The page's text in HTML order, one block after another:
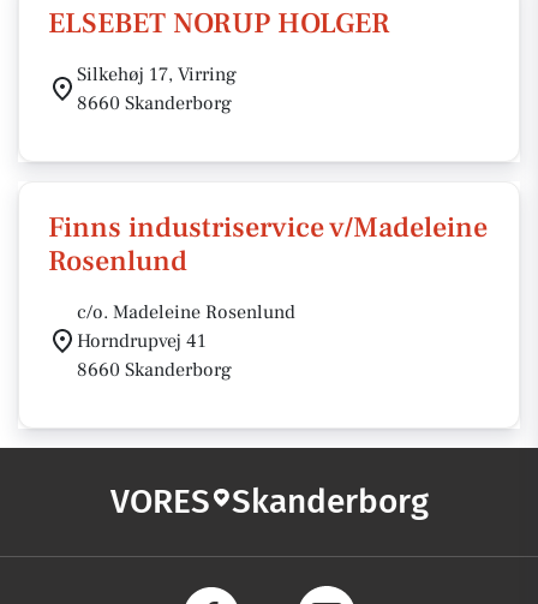
ELSEBET NORUP HOLGER
Silkehøj 17, Virring
8660 Skanderborg
Finns industriservice v/Madeleine
Rosenlund
c/o. Madeleine Rosenlund
Horndrupvej 41
8660 Skanderborg
VORES Skanderborg